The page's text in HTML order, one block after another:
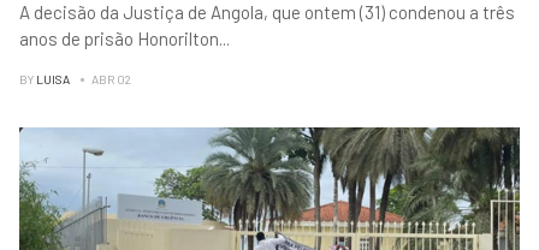
A decisão da Justiça de Angola, que ontem (31) condenou a três
anos de prisão Honorilton...
BY LUISA ABR 02